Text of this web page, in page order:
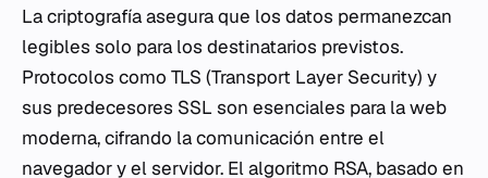
La criptografía asegura que los datos permanezcan
legibles solo para los destinatarios previstos.
Protocolos como TLS (Transport Layer Security) y
sus predecesores SSL son esenciales para la web
moderna, cifrando la comunicación entre el
navegador y el servidor. El algoritmo RSA, basado en